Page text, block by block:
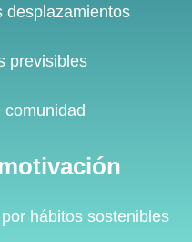
desplazamientos
previsibles
comunidad
hábitos sostenibles